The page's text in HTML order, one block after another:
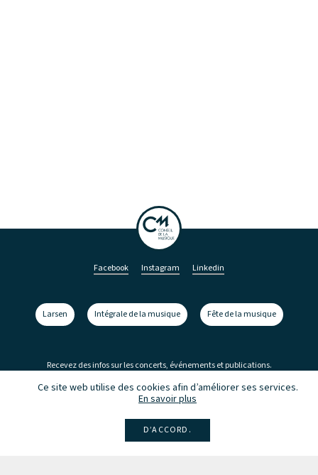
Ce site web utilise des cookies afin d’améliorer ses services.
En savoir plus
D’ACCORD.
Facebook Instagram Linkedin
Larsen Intégrale de la musique Fête de la musique
Recevez des infos sur les concerts, événements et publications.
Inscription à la newsletter
Les partenaires du Conseil de la Musique